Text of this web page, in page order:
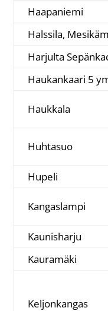
Haapaniemi
Halssila,
Harjulta
Haukankaari 5
Haukkala
Huhtasuo
Hupeli
Kangaslampi
Kaunisharju
Kauramäki
Keljonkangas